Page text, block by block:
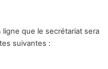
que le secrétariat sera
suivantes :